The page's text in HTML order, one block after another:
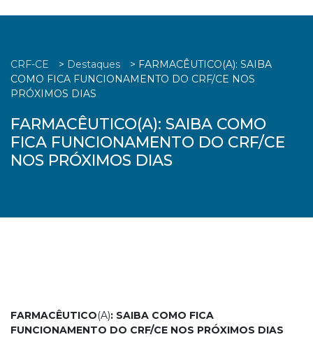
CRF-CE > Destaques > FARMACÊUTICO(A): SAIBA
COMO FICA FUNCIONAMENTO DO CRF/CE NOS
PRÓXIMOS DIAS
FARMACÊUTICO(A): SAIBA COMO
FICA FUNCIONAMENTO DO CRF/CE
NOS PRÓXIMOS DIAS
FARMACÊUTICO(A): SAIBA COMO FICA
FUNCIONAMENTO DO CRF/CE NOS PRÓXIMOS DIAS